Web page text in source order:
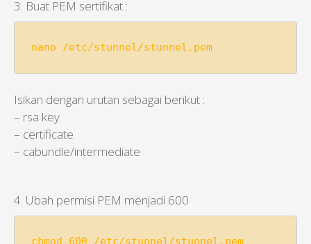
3. Buat PEM sertifikat :
nano /etc/stunnel/stunnel.pem
Isikan dengan urutan sebagai berikut :
– rsa key
– certificate
– cabundle/intermediate
4. Ubah permisi PEM menjadi 600
chmod 600 /etc/stunnel/stunnel.pem